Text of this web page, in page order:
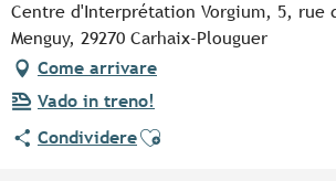
Centre d'Interprétation Vorgium, 5, rue
Menguy, 29270 Carhaix-Plouguer
Come arrivare
Vado in treno!
CondividereAjouter aux favoris